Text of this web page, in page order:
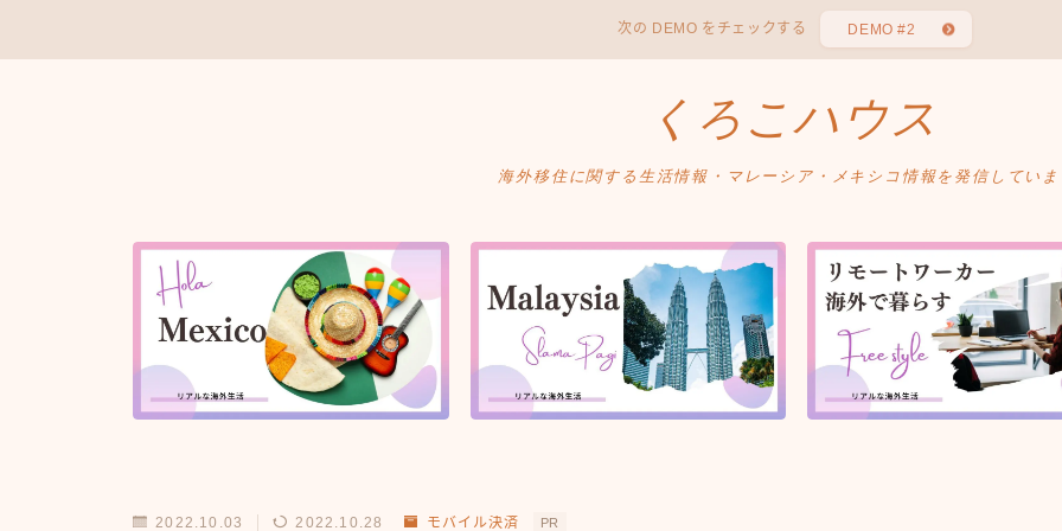
次の DEMO をチェックする DEMO #2
くろこハウス
海外移住に関する生活情報・マレーシア・メキシコ情報を発信してい
2022.10.03 2022.10.28 モバイル決済 PR